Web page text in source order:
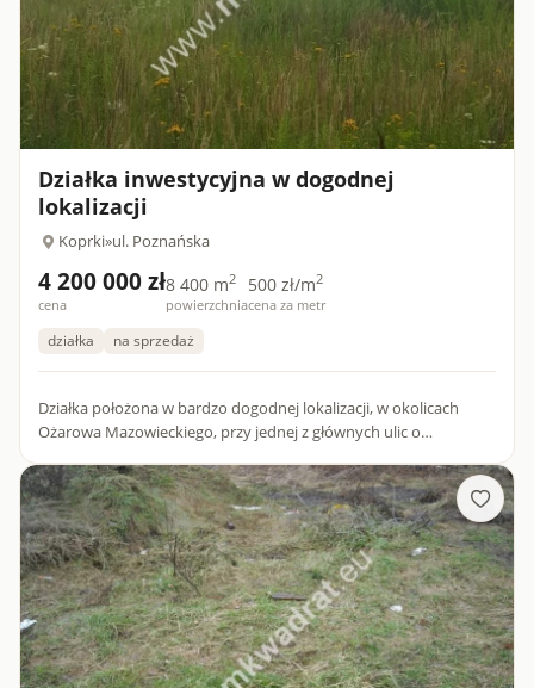
Działka inwestycyjna w dogodnej
lokalizacji
Koprki»ul. Poznańska
4 200 000 zł
cena
8 400 m2
powierzchnia
500 zł/m2
cena za metr
działka na sprzedaż
Działka położona w bardzo dogodnej lokalizacji, w okolicach
Ożarowa Mazowieckiego, przy jednej z głównych ulic o
drogi.Pr...